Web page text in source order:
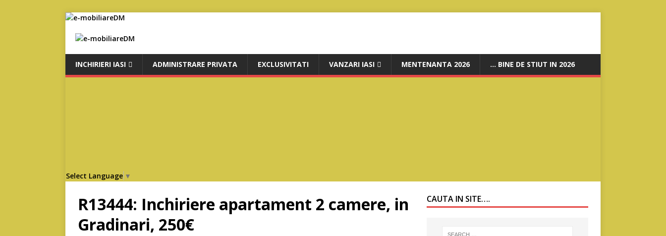
INCHIRIERI IASI ADMINISTRARE PRIVATA EXCLUSIVITATI VANZARI IASI MENTENANTA 2026 … BINE DE STIUT IN 2026
Select Language ▼
R13444: Inchiriere apartament 2 camere, in
Gradinari, 250€
CAUTA IN SITE….